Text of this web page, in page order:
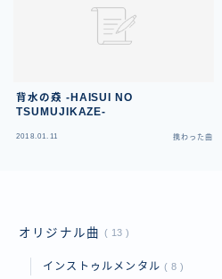
背水の猋 -HAISUI NO
TSUMUJIKAZE-
2018.01.11 携わった曲
オリジナル曲 13
インストゥルメンタル 8